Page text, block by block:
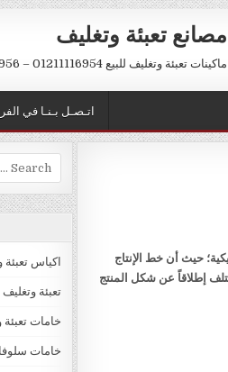
مصانع تعبئة وتغليف
ماكينات تعبئة وتغليف للبيع 01211116954 – 01211116956 – 01211116958
اتـصـل بـنـا في
حيث أن خط الإنتاج
إطلاقاً عن شكل المنتج
Search
for:
اكياس تعبئة
تعبئة وتغليف
خامات تعبئة
خامات